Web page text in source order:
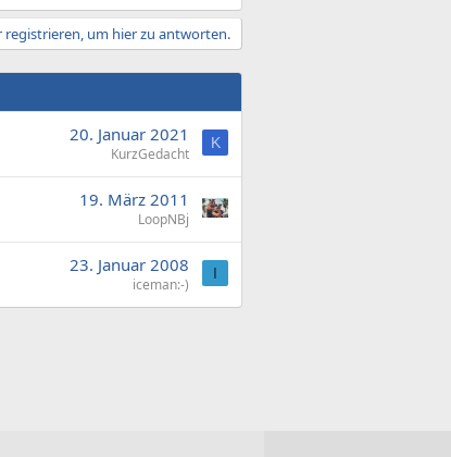
um hier zu antworten.
20. Januar 2021
KurzGedacht
K
19. März 2011
LoopNBj
23. Januar 2008
iceman:-)
I